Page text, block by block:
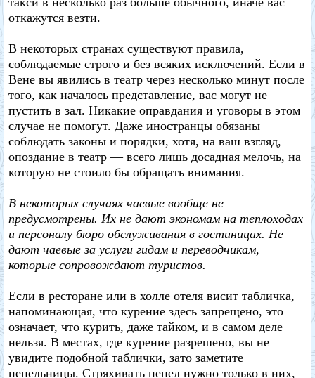
откажутся везти.
В некоторых странах существуют правила,
соблюдаемые строго и без всяких исключений. Если в
Вене вы явились в театр через несколько минут после
того, как началось представление, вас могут не
пустить в зал. Никакие оправдания и уговоры в этом
случае не помогут. Даже иностранцы обязаны
соблюдать законы и порядки, хотя, на ваш взгляд,
опоздание в театр — всего лишь досадная мелочь, на
которую не стоило бы обращать внимания.
В некоторых случаях чаевые вообще не
предусмотрены. Их не дают экономам на теплоходах
и персоналу бюро обслуживания в гостиницах. Не
дают чаевые за услуги гидам и переводчикам,
которые сопровождают туристов.
Если в ресторане или в холле отеля висит табличка,
напоминающая, что курение здесь запрещено, это
означает, что курить, даже тайком, и в самом деле
нельзя. В местах, где курение разрешено, вы не
увидите подобной таблички, зато заметите
пепельницы. Стряхивать пепел нужно только в них,